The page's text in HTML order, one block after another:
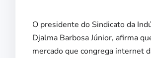
O presidente do Sindicato da
Djalma Barbosa Júnior, afirma
mercado que congrega internet